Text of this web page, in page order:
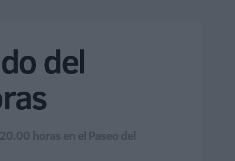
del
horas en el Paseo del